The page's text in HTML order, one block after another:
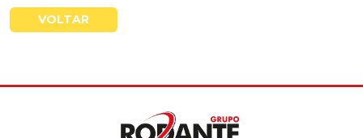
VOLTAR